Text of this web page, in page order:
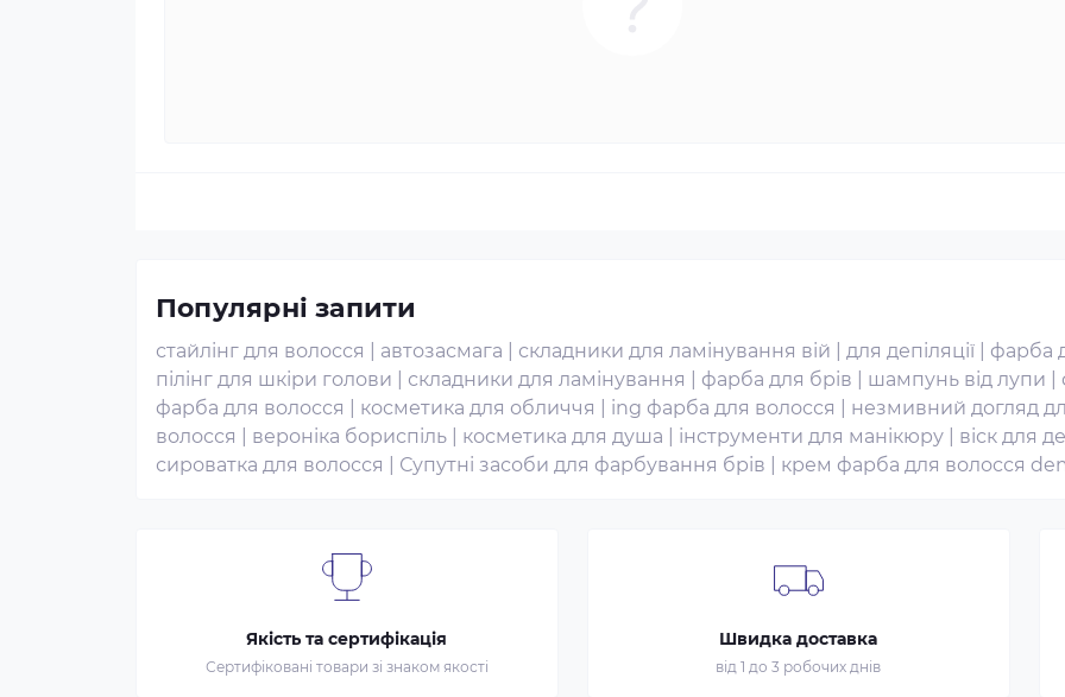
Популярні запити
стайлінг для волосся автозасмага складники для ламінування вій для депіляції
фарба
пілінг для шкіри голови
складники для ламінування фарба для брів шампунь від лупи
фарба для волосся
косметика для обличчя ing фарба для волосся
незмивний догляд
волосся
вероніка бориспіль косметика для душа інструменти для манікюру
віск для
сироватка для волосся
Супутні засоби для фарбування брів крем фарба для волосся
Якість та сертифікація
Сертифіковані товари зі знаком якості
Швидка доставка
від 1 до 3 робочих днів